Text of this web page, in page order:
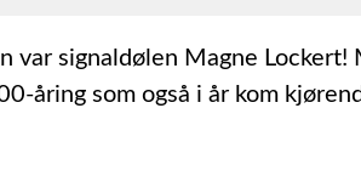
var signaldølen Magne Lockert!
åring som også i år kom